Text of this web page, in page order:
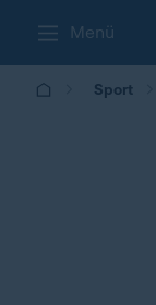
Menü
Sport